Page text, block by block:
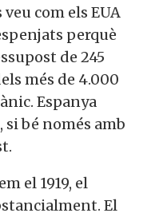
com els EUA
perquè
de 245
més de 4.000
Espanya
bé només amb
el 1919, el
El